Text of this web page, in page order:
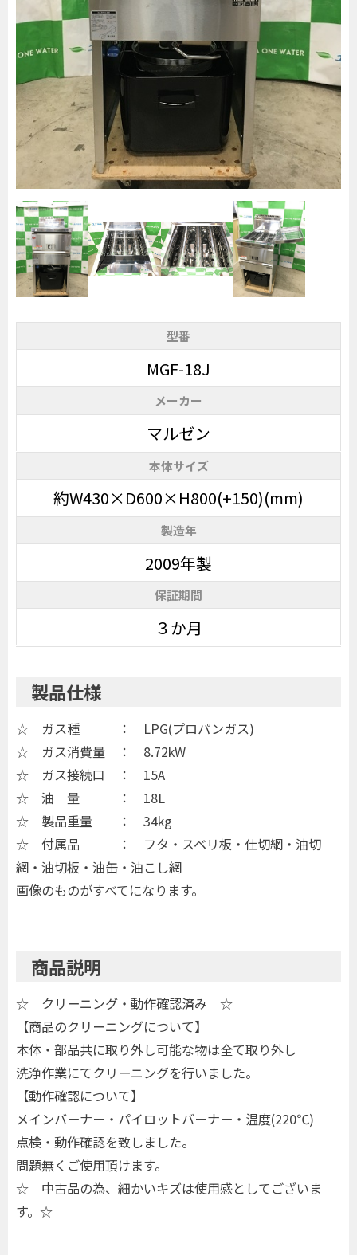
型番
MGF-18J
メーカー
マルゼン
本体サイズ
約W430×D600×H800(+150)(mm)
製造年
2009年製
保証期間
３か月
製品仕様
☆ ガス種 ： LPG(プロパンガス)
☆ ガス消費量 ： 8.72kW
☆ ガス接続口 ： 15A
☆ 油 量 ： 18L
☆ 製品重量 ： 34kg
☆ 付属品 ： フタ・スベリ板・仕切網・油切
網・油切板・油缶・油こし網
画像のものがすべてになります。
商品説明
☆ クリーニング・動作確認済み ☆
【商品のクリーニングについて】
本体・部品共に取り外し可能な物は全て取り外し
洗浄作業にてクリーニングを行いました。
【動作確認について】
メインバーナー・パイロットバーナー・温度(220℃)
点検・動作確認を致しました。
問題無くご使用頂けます。
☆ 中古品の為、細かいキズは使用感としてございま
す。☆